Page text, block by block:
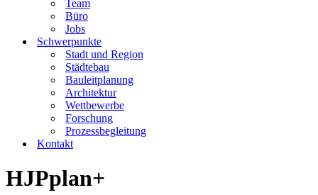
Team
Büro
Jobs
Schwerpunkte
Stadt und Region
Städtebau
Bauleitplanung
Architektur
Wettbewerbe
Forschung
Prozessbegleitung
Kontakt
HJPplan+